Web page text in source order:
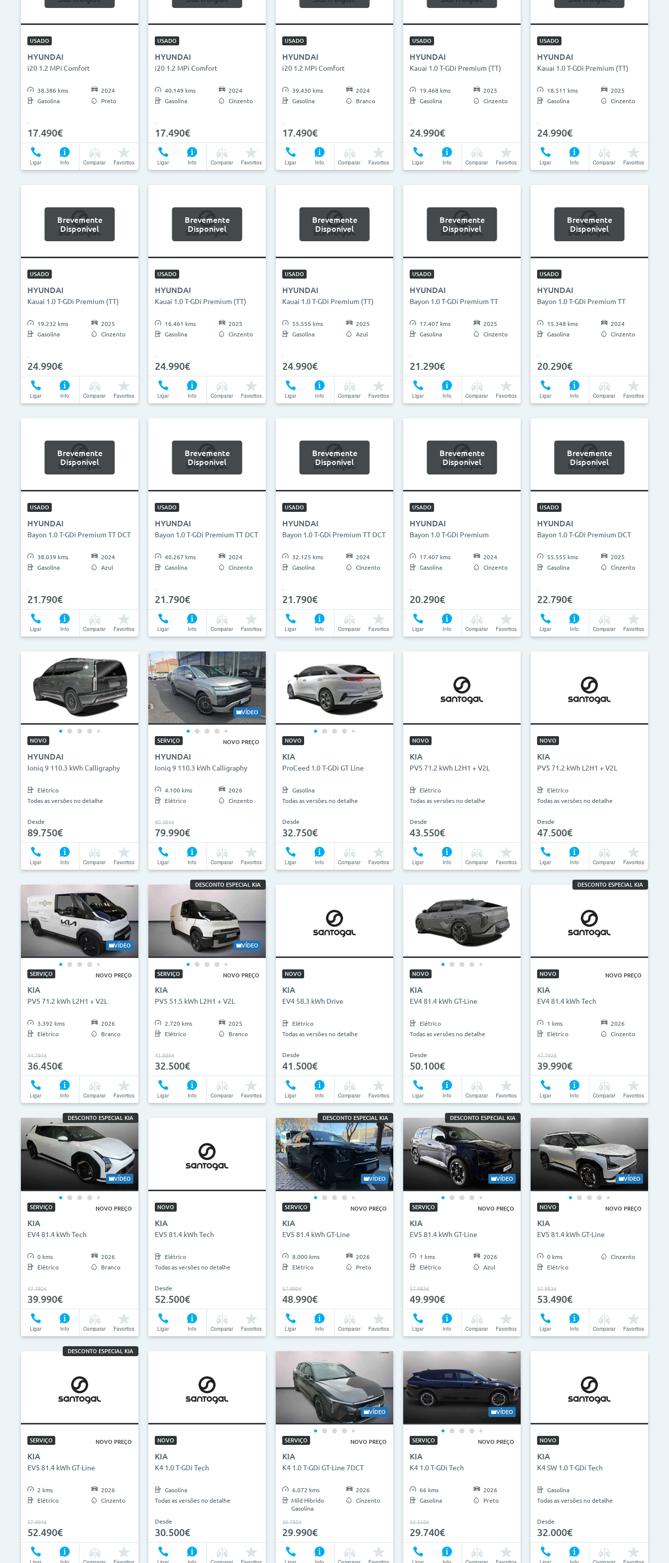
0€ 130.000€ 0g/km 300g/km
ID do veículo
Atualizar Resultados
USADO
HYUNDAI
i20 1.2 MPi Comfort
38.386 kms
Gasolina
2024
Preto
17.490€
Ligar Info Comparar Favoritos
USADO
HYUNDAI
i20 1.2 MPi Comfort
40.149 kms
Gasolina
2024
Cinzento
17.490€
Ligar Info Comparar Favoritos
USADO
HYUNDAI
i20 1.2 MPi Comfort
39.430 kms
Gasolina
2024
Branco
17.490€
Ligar Info Comparar Favoritos
USADO
HYUNDAI
Kauai 1.0 T-GDi Premium (TT)
19.468 kms
Gasolina
2025
Cinzento
24.990€
Ligar Info Comparar Favoritos
USADO
HYUNDAI
Kauai 1.0 T-GDi Premium (TT)
18.511 kms
Gasolina
2025
Cinzento
24.990€
Ligar Info Comparar Favoritos
Brevemente
Disponivel
USADO
HYUNDAI
Kauai 1.0 T-GDi Premium (TT)
19.232 kms
Gasolina
2025
Cinzento
24.990€
Ligar Info Comparar Favoritos
Brevemente
Disponivel
USADO
HYUNDAI
Kauai 1.0 T-GDi Premium (TT)
16.461 kms
Gasolina
2025
Cinzento
24.990€
Ligar Info Comparar Favoritos
Brevemente
Disponivel
USADO
HYUNDAI
Kauai 1.0 T-GDi Premium (TT)
55.555 kms
Gasolina
2025
Azul
24.990€
Ligar Info Comparar Favoritos
Brevemente
Disponivel
USADO
HYUNDAI
Bayon 1.0 T-GDi Premium TT
17.407 kms
Gasolina
2025
Cinzento
21.290€
Ligar Info Comparar Favoritos
Brevemente
Disponivel
USADO
HYUNDAI
Bayon 1.0 T-GDi Premium TT
15.348 kms
Gasolina
2024
Cinzento
20.290€
Ligar Info Comparar Favoritos
Brevemente
Disponivel
USADO
HYUNDAI
Bayon 1.0 T-GDi Premium TT DCT
38.039 kms
Gasolina
2024
Azul
21.790€
Ligar Info Comparar Favoritos
Brevemente
Disponivel
USADO
HYUNDAI
Bayon 1.0 T-GDi Premium TT DCT
40.267 kms
Gasolina
2024
Cinzento
21.790€
Ligar Info Comparar Favoritos
Brevemente
Disponivel
USADO
HYUNDAI
Bayon 1.0 T-GDi Premium TT DCT
32.125 kms
Gasolina
2024
Cinzento
21.790€
Ligar Info Comparar Favoritos
Brevemente
Disponivel
USADO
HYUNDAI
Bayon 1.0 T-GDi Premium
17.407 kms
Gasolina
2024
Cinzento
20.290€
Ligar Info Comparar Favoritos
Brevemente
Disponivel
USADO
HYUNDAI
Bayon 1.0 T-GDi Premium DCT
55.555 kms
Gasolina
2025
Cinzento
22.790€
Ligar Info Comparar Favoritos
NOVO
HYUNDAI
Ioniq 9 110.3 kWh Calligraphy
Elétrico
Todas as versões no detalhe
Desde
89.750€
Ligar Info Comparar Favoritos
VÍDEO
SERVIÇO NOVO PREÇO
HYUNDAI
Ioniq 9 110.3 kWh Calligraphy
4.100 kms
Elétrico
2026
Cinzento
90.384€
79.990€
Ligar Info Comparar Favoritos
NOVO
KIA
ProCeed 1.0 T-GDi GT Line
Gasolina
Todas as versões no detalhe
Desde
32.750€
Ligar Info Comparar Favoritos
NOVO
KIA
PV5 71.2 kWh L2H1 + V2L
Elétrico
Todas as versões no detalhe
Desde
43.550€
Ligar Info Comparar Favoritos
NOVO
KIA
PV5 71.2 kWh L2H1 + V2L
Elétrico
Todas as versões no detalhe
Desde
47.500€
Ligar Info Comparar Favoritos
VÍDEO
SERVIÇO NOVO PREÇO
KIA
PV5 71.2 kWh L2H1 + V2L
3.392 kms
Elétrico
2026
Branco
44.791€
36.450€
Ligar Info Comparar Favoritos
DESCONTO ESPECIAL KIA
VÍDEO
SERVIÇO NOVO PREÇO
KIA
PV5 51.5 kWh L2H1 + V2L
2.720 kms
Elétrico
2025
Branco
41.889€
32.500€
Ligar Info Comparar Favoritos
NOVO
KIA
EV4 58.3 kWh Drive
Elétrico
Todas as versões no detalhe
Desde
41.500€
Ligar Info Comparar Favoritos
NOVO
KIA
EV4 81.4 kWh GT-Line
Elétrico
Todas as versões no detalhe
Desde
50.100€
Ligar Info Comparar Favoritos
DESCONTO ESPECIAL KIA
NOVO NOVO PREÇO
KIA
EV4 81.4 kWh Tech
1 kms
Elétrico
2026
Cinzento
47.792€
39.990€
Ligar Info Comparar Favoritos
DESCONTO ESPECIAL KIA
VÍDEO
SERVIÇO NOVO PREÇO
KIA
EV4 81.4 kWh Tech
0 kms
Elétrico
2026
Branco
47.792€
39.990€
Ligar Info Comparar Favoritos
NOVO
KIA
EV5 81.4 kWh Tech
Elétrico
Todas as versões no detalhe
Desde
52.500€
Ligar Info Comparar Favoritos
DESCONTO ESPECIAL KIA
VÍDEO
SERVIÇO NOVO PREÇO
KIA
EV5 81.4 kWh GT-Line
8.000 kms
Elétrico
2026
Preto
57.990€
48.990€
Ligar Info Comparar Favoritos
DESCONTO ESPECIAL KIA
VÍDEO
SERVIÇO NOVO PREÇO
KIA
EV5 81.4 kWh GT-Line
1 kms
Elétrico
2026
Azul
57.983€
49.990€
Ligar Info Comparar Favoritos
VÍDEO
NOVO NOVO PREÇO
KIA
EV5 81.4 kWh GT-Line
0 kms
Elétrico
Cinzento
57.983€
53.490€
Ligar Info Comparar Favoritos
DESCONTO ESPECIAL KIA
SERVIÇO NOVO PREÇO
KIA
EV5 81.4 kWh GT-Line
2 kms
Elétrico
2026
Cinzento
57.984€
52.490€
NOVO
KIA
K4 1.0 T-GDi Tech
Gasolina
Todas as versões no detalhe
Desde
30.500€
VÍDEO
SERVIÇO NOVO PREÇO
KIA
K4 1.0 T-GDi GT-Line 7DCT
6.072 kms
Mild Hibrido
Gasolina
2026
Cinzento
36.785€
29.990€
VÍDEO
SERVIÇO NOVO PREÇO
KIA
K4 1.0 T-GDi Tech
66 kms
Gasolina
2026
Preto
33.550€
29.740€
NOVO
KIA
K4 SW 1.0 T-GDi Tech
Gasolina
Todas as versões no detalhe
Desde
32.000€